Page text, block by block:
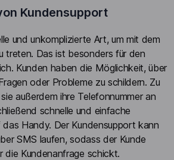
Kundensupport
und unkomplizierte Art, um mit dem
treten. Das ist besonders für den
Kunden haben die Möglichkeit, über
oder Probleme zu schildern. Zu
außerdem ihre Telefonnummer an
schnelle und einfache
Handy. Der Kundensupport kann
SMS laufen, sodass der Kunde
die Kundenanfrage schickt.